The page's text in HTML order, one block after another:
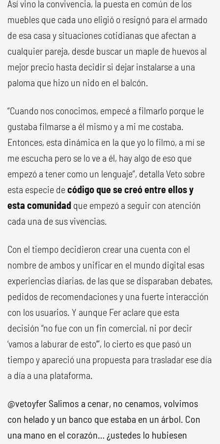
Así vino la convivencia, la puesta en común de los
muebles que cada uno eligió o resignó para el armado
de esa casa y situaciones cotidianas que afectan a
cualquier pareja, desde buscar un maple de huevos al
mejor precio hasta decidir si dejar instalarse a una
paloma que hizo un nido en el balcón.
“Cuando nos conocimos, empecé a filmarlo porque le
gustaba filmarse a él mismo y a mi me costaba.
Entonces, esta dinámica en la que yo lo filmo, a mí se
me escucha pero se lo ve a él, hay algo de eso que
empezó a tener como un lenguaje”, detalla Veto sobre
esta especie decódigo que se creó entre ellos y
esta comunidad que empezó a seguir con atención
cada una de sus vivencias.
Con el tiempo decidieron crear una cuenta con el
nombre de ambos y unificar en el mundo digital esas
experiencias diarias, de las que se disparaban debates,
pedidos de recomendaciones y una fuerte interacción
con los usuarios. Y aunque Fer aclare que esta
decisión “no fue con un fin comercial, ni por decir
‘vamos a laburar de esto’”, lo cierto es que pasó un
tiempo y apareció una propuesta para trasladar ese día
a día a una plataforma.
@vetoyfer Salimos a cenar, no cenamos, volvimos
con helado y un banco que estaba en un árbol. Con
una mano en el corazón… ¿ustedes lo hubiesen